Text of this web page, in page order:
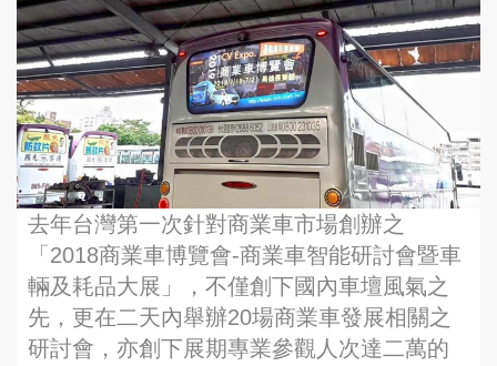
去年台灣第一次針對商業車市場創辦之
「2018商業車博覽會-商業車智能研討會暨車
輛及耗品大展」，不僅創下國內車壇風氣之
先，更在二天內舉辦20場商業車發展相關之
研討會，亦創下展期專業參觀人次達二萬的